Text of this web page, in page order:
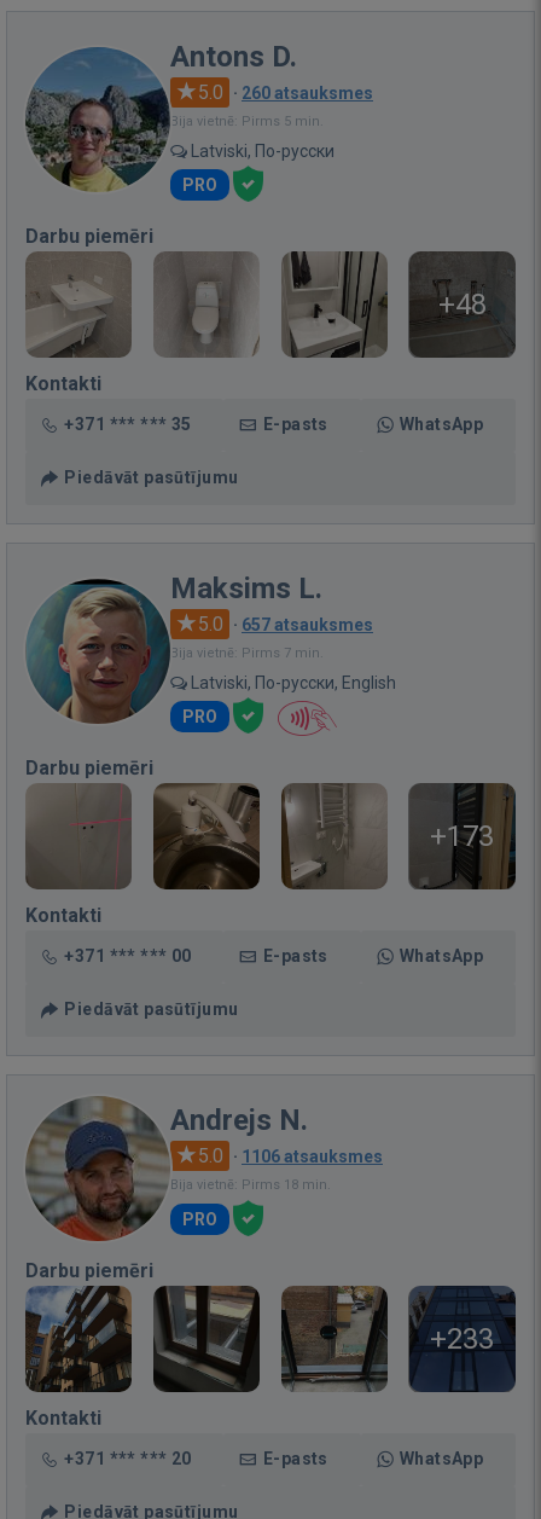
Antons D.
5.0 · 260 atsauksmes
Bija vietnē: Pirms 5 min.
Latviski, По-русски
PRO
Darbu piemēri
+48
Kontakti
+371 *** *** 35 E-pasts WhatsApp
Piedāvāt pasūtījumu
Maksims L.
5.0 · 657 atsauksmes
Bija vietnē: Pirms 7 min.
Latviski, По-русски, English
PRO
Darbu piemēri
+173
Kontakti
+371 *** *** 00 E-pasts WhatsApp
Piedāvāt pasūtījumu
Andrejs N.
5.0 · 1106 atsauksmes
Bija vietnē: Pirms 18 min.
PRO
Darbu piemēri
+233
Kontakti
+371 *** *** 20 E-pasts WhatsApp
Piedāvāt pasūtījumu